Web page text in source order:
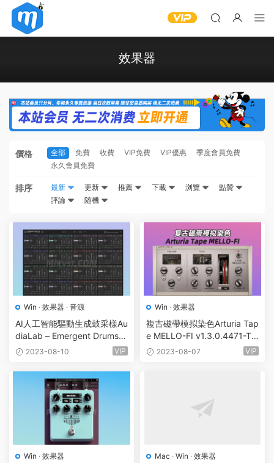
效果器
價格 全部 免費 收費 VIP免費 VIP優惠
季度會員免費
永久會員免費
排序 最新 更新 推薦 下載 浏覽
點贊
評論
随機
Win · 效果器 · 音源
AI人工智能驅動生成鼓采樣Au
diaLab – Emergent Drums v
2.0.2 WIM R2R合成器
2023-08-10 VIP
Win · 效果器
複古磁帶模拟染色Arturia Tap
e MELLO-FI v1.3.0.4471-TC
D 2023-08-07 VIP
Win · 效果器 Mac · Win · 效果器